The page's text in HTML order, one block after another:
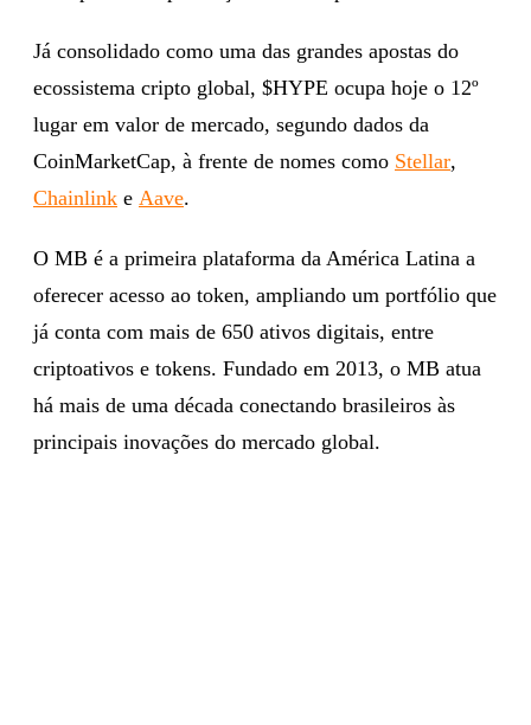
Já consolidado como uma das grandes apostas do
ecossistema cripto global, $HYPE ocupa hoje o 12º
lugar em valor de mercado, segundo dados da
CoinMarketCap, à frente de nomes como Stellar,
Chainlink e Aave.
O MB é a primeira plataforma da América Latina a
oferecer acesso ao token, ampliando um portfólio que
já conta com mais de 650 ativos digitais, entre
criptoativos e tokens. Fundado em 2013, o MB atua
há mais de uma década conectando brasileiros às
principais inovações do mercado global.